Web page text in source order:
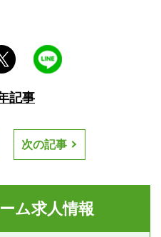
記事
次の記事
ム求人情報